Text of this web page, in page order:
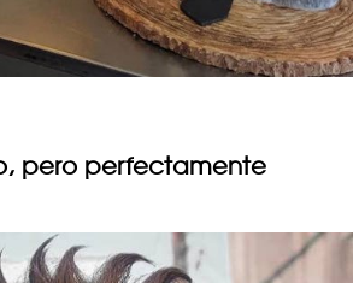
pero perfectamente